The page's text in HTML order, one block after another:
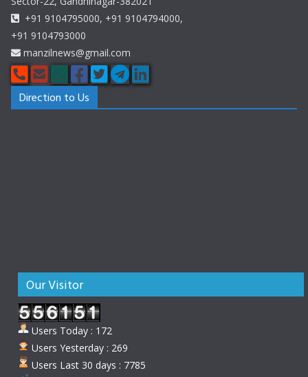
+91 9104795000, +91 9104794000,
+91 9104793000
manzilnews@gmail.com
Direction to Us
Our Visitor
Users Today : 172
Users Yesterday : 269
Users Last 30 days : 7785